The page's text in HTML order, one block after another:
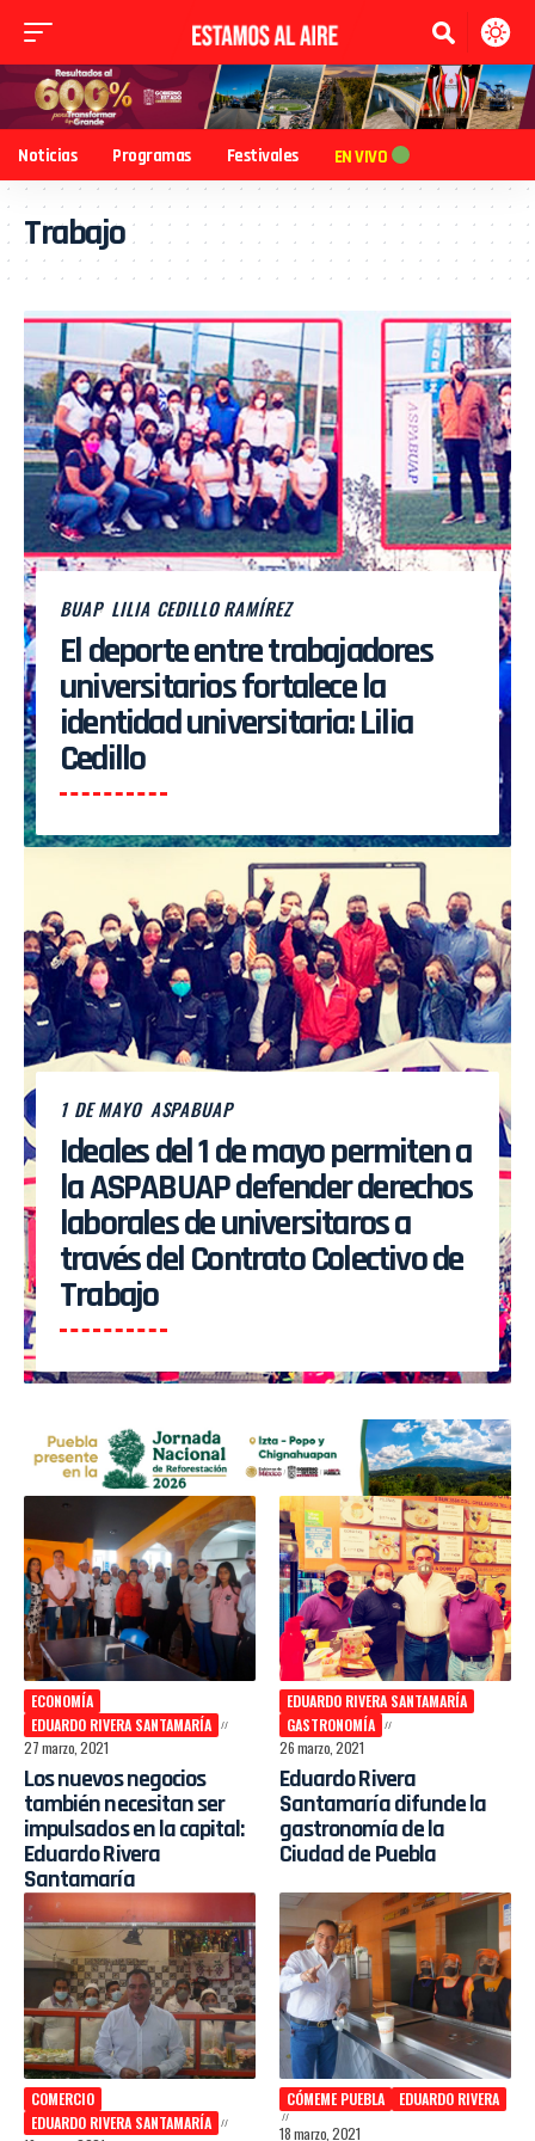
Noticias Programas Festivales EN VIVO
Trabajo
BUAP LILIA CEDILLO RAMÍREZ
El deporte entre trabajadores
universitarios fortalece la
identidad universitaria: Lilia
Cedillo
1 DE MAYO ASPABUAP
Ideales del 1 de mayo permiten a
la ASPABUAP defender derechos
laborales de universitaros a
través del Contrato Colectivo de
Trabajo
ECONOMÍA
EDUARDO RIVERA SANTAMARÍA
27 marzo, 2021
Los nuevos negocios
también necesitan ser
impulsados en la capital:
Eduardo Rivera
Santamaría
EDUARDO RIVERA SANTAMARÍA
GASTRONOMÍA
26 marzo, 2021
Eduardo Rivera
Santamaría difunde la
gastronomía de la
Ciudad de Puebla
COMERCIO
EDUARDO RIVERA SANTAMARÍA
CÓMEME PUEBLA
EDUARDO RIVERA
18 marzo, 2021